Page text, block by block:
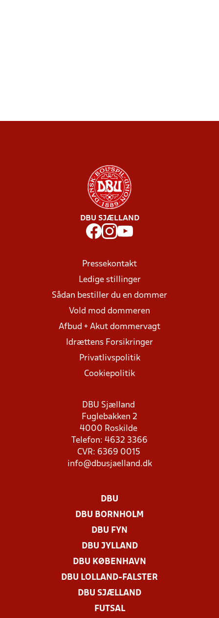
DBU SJÆLLAND
Pressekontakt
Ledige stillinger
Sådan bestiller du en dommer
Vold mod dommeren
Afbud + Akut dommervagt
Idrættens Forsikringer
Privatlivspolitik
Cookiepolitik
DBU Sjælland
Fuglebakken 2
4000 Roskilde
Telefon: 4632 3366
CVR: 6369 0015
info@dbusjaelland.dk
DBU
DBU BORNHOLM
DBU FYN
DBU JYLLAND
DBU KØBENHAVN
DBU LOLLAND-FALSTER
DBU SJÆLLAND
FUTSAL